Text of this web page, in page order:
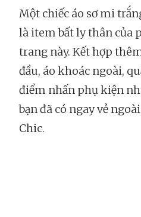
Một chiếc áo sơ mi
là item bất ly thân của
trang này. Kết hợp
đầu, áo khoác ngoài,
điểm nhấn phụ kiện
bạn đã có ngay vẻ
Chic.